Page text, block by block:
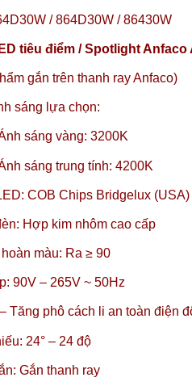
/ 864D30W / 86430W
tiêu điểm / Spotlight Anfaco
gắn trên thanh ray Anfaco)
sáng lựa chọn:
sáng vàng: 3200K
sáng trung tính: 4200K
COB Chips Bridgelux (USA)
Hợp kim nhôm cao cấp
màu: Ra ≥ 90
90V – 265V ~ 50Hz
Tăng phô cách li an toàn điện
24° – 24 độ
Gắn thanh ray